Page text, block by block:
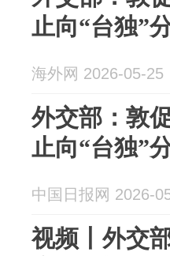
止向“台独”
海外网 2026-05-25
外交部：敦
止向“台独”
中国日报网 2026-
视频丨外交